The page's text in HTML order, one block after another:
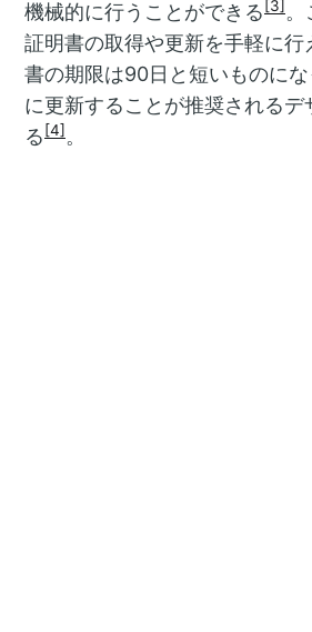
機械的に行うことができる[3] 。
証明書の取得や更新を手軽に行
書の期限は90日と短いものに
に更新することが推奨されるデ
る[4] 。